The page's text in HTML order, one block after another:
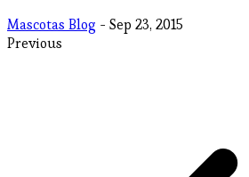
Mascotas Blog - Sep 23, 2015
Previous